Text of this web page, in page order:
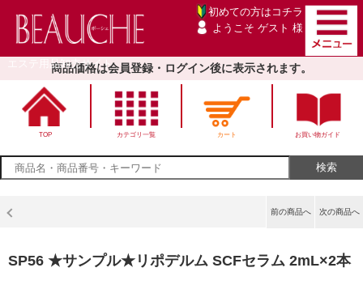
エステ用品卸売サイト
初めての方は コチラ
ようこそ ゲスト 様
商品価格は会員登録・ログイン後に表示されます。
TOP カテゴリ一覧 カート お買い物ガイド
次の商品へ
前の商品へ
SP56 ★サンプル★リポデルム SCFセラム 2mL×2本